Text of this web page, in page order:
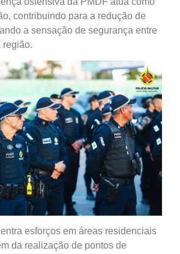
contribuindo para a redução de
a sensação de segurança entre
região.
esforços em áreas residenciais
da realização de pontos de